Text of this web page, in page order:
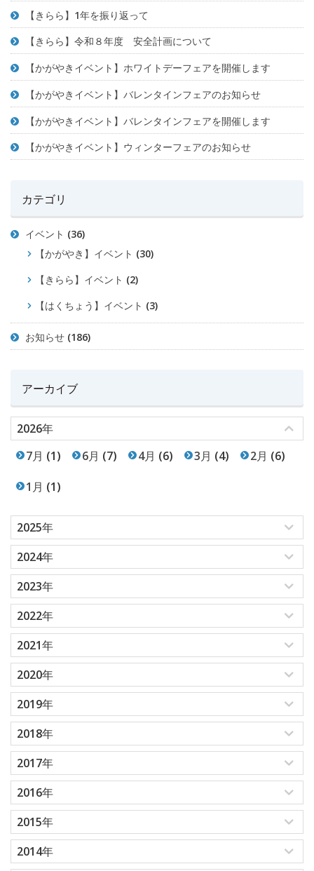
【きらら】1年を振り返って
【きらら】令和８年度 安全計画について
【かがやきイベント】ホワイトデーフェアを開催します
【かがやきイベント】バレンタインフェアのお知らせ
【かがやきイベント】バレンタインフェアを開催します
【かがやきイベント】ウィンターフェアのお知らせ
カテゴリ
イベント (36)
【かがやき】イベント (30)
【きらら】イベント (2)
【はくちょう】イベント (3)
お知らせ (186)
アーカイブ
2026年
7月 (1) 6月 (7) 4月 (6) 3月 (4) 2月 (6)
1月 (1)
2025年
2024年
2023年
2022年
2021年
2020年
2019年
2018年
2017年
2016年
2015年
2014年